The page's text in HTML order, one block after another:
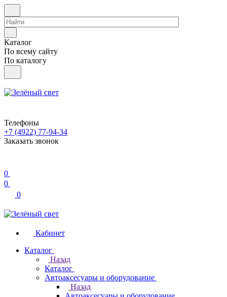
Каталог
По всему сайту
По каталогу
Телефоны
+7 (4922) 77-94-34
Заказать звонок
0
0
0
Кабинет
Каталог
Назад
Каталог
Автоаксесуары и оборудование
Назад